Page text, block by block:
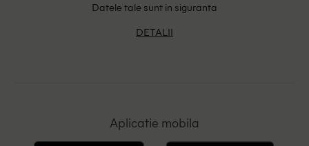
Datele tale sunt in siguranta
DETALII
Aplicatie mobila